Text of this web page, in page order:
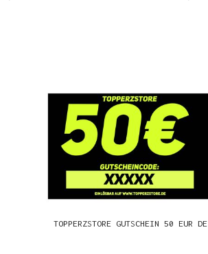
TOPPERZSTORE GUTSCHEIN 50 EUR DE